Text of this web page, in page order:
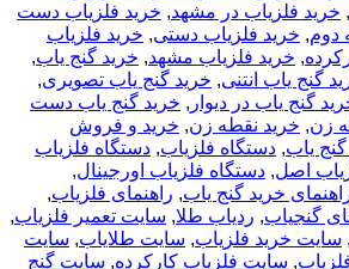
, خرید فلزیاب در مشهد, خرید فلزیاب دست
دوم, خرید فلزیاب دستی, خرید فلزیاب
, خرید فلزیاب مشهد, خرید گنج یاب,
گنج یاب انتنی, خرید گنج یاب تصویری,
گنج یاب در دیوار , خرید گنج یاب دست
زن, خرید نقطه زن, خرید و فروش
یاب, دستگاه فلزیاب, دستگاه فلزیاب
اصل, دستگاه فلزیاب اورجینال,
خرید گنج یاب, راهنمای فلزیاب,
گنجیاب, ردیاب طلا, سایت تعمیر فلزیاب,
, سایت خرید فلزیاب, سایت طلایاب, سایت
, سایت فلزیاب کارکرده, سایت گنج